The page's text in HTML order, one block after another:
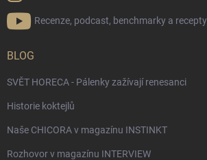
Recenze, podcast, benchmarky a
BLOG
SVĚT HORECA - Pálenky zažívají renesanci
Historie koktejlů
Naše CHICORA v magazínu INSTINKT
Rozhovor v magazínu INTERVIEW